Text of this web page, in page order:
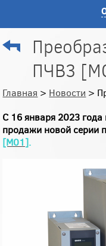
ПЧВ3
Главная > Новости >
С 16 января 2023
продажи новой серии
[М01].